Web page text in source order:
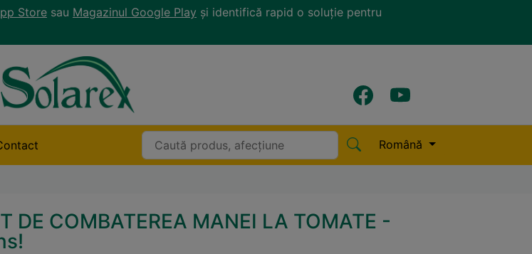
Store sau Magazinul Google Play și identifică rapid o soluție pentru
Română
DE COMBATEREA MANEI LA TOMATE -